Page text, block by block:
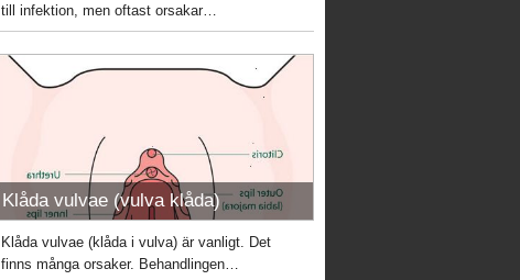
till infektion, men oftast orsakar…
Klåda vulvae (vulva klåda)
Klåda vulvae (klåda i vulva) är vanligt. Det
finns många orsaker. Behandlingen…